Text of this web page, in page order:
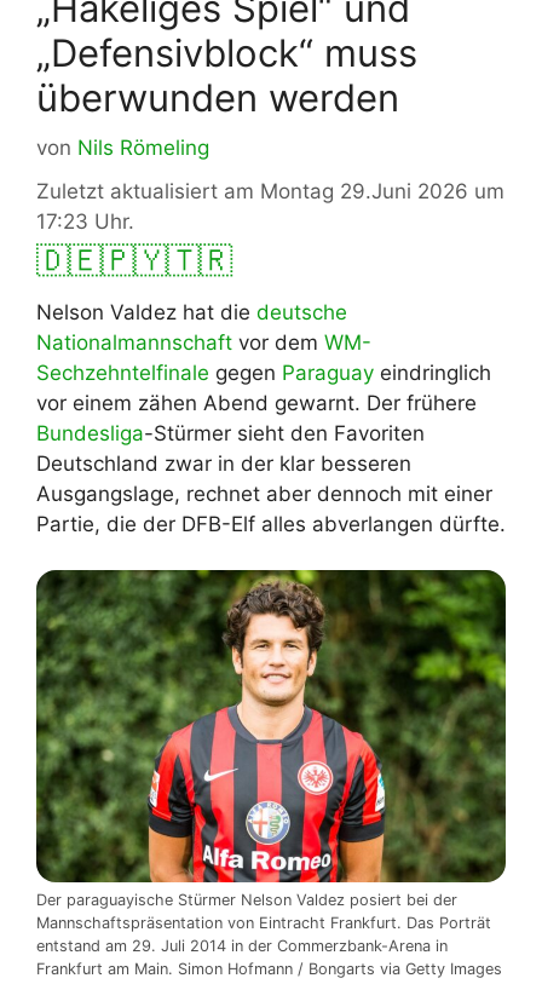
„Defensivblock“ muss
überwunden werden
von Nils Römeling
Zuletzt aktualisiert am Montag 29.Juni 2026 um
17:23 Uhr.
🇩🇪🇵🇾🇹🇷
Nelson Valdez hat die deutsche
Nationalmannschaft vor dem WM-
Sechzehntelfinale gegen Paraguay eindringlich
vor einem zähen Abend gewarnt. Der frühere
Bundesliga-Stürmer sieht den Favoriten
Deutschland zwar in der klar besseren
Ausgangslage, rechnet aber dennoch mit einer
Partie, die der DFB-Elf alles abverlangen dürfte.
Der paraguayische Stürmer Nelson Valdez posiert bei der
Mannschaftspräsentation von Eintracht Frankfurt. Das Porträt
entstand am 29. Juli 2014 in der Commerzbank-Arena in
Frankfurt am Main. Simon Hofmann / Bongarts via Getty Images